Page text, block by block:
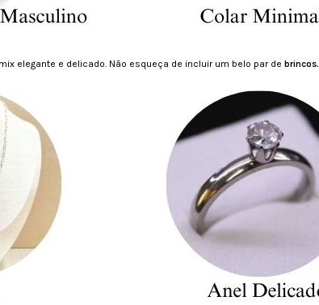
elegante e delicado. Não esqueça de incluir um belo par de brincos.